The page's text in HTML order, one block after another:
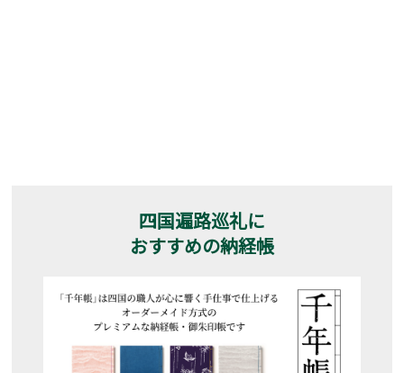
四国遍路巡礼に
おすすめの納経帳